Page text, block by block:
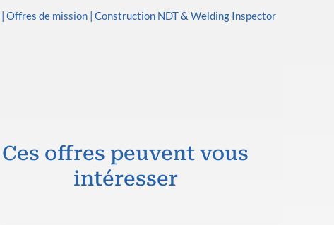
Offres de mission Construction NDT & Welding Inspector
Ces offres peuvent vous
intéresser